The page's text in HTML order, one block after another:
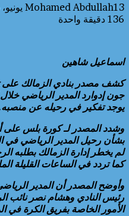
Mohamed Abdullah13 يونيو، 2026
136 دقيقة واحدة
اسماعيل شاهين
كشف مصدر بنادي الزمالك على
جون إدوارد المدير الرياضي
يوجد تفكير في رحيله عن
وشدد المصدر لـ كورة بلس على
بشأن رحيل المدير الرياضي في
لم يخطر إدارة الزمالك بطلبه
كما تردد في الساعات القليلة
وأوضح المصدر أن المدير
رئيس النادي وهشام نصر نائب
الأمور الخاصة بفريق الكرة في